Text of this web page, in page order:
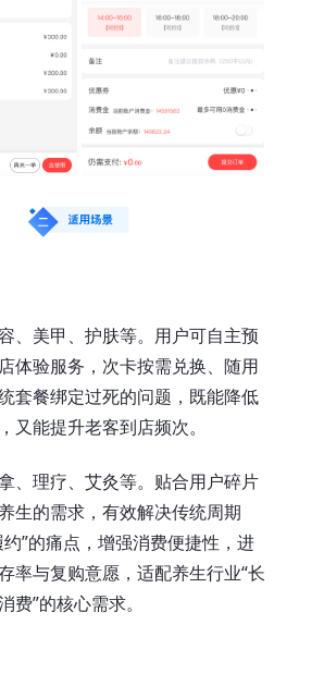
、美甲、护肤等。用户可自主预
体验服务，次卡按需兑换、随用
套餐绑定过死的问题，既能降低
又能提升老客到店频次。
、理疗、艾灸等。贴合用户碎片
生的需求，有效解决传统周期
”的痛点，增强消费便捷性，进
率与复购意愿，适配养生行业“长
费”的核心需求。